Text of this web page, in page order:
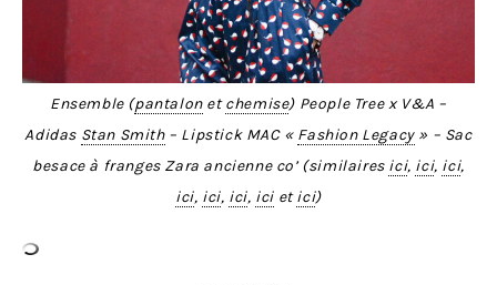
Ensemble (pantalonetchemise) People Tree x V&A –
Adidas Stan Smith– Lipstick MAC « Fashion Legacy» – Sac
besace à franges Zara ancienne co’ (similaires ici, ici, ici,
ici, ici, ici, ici etici)